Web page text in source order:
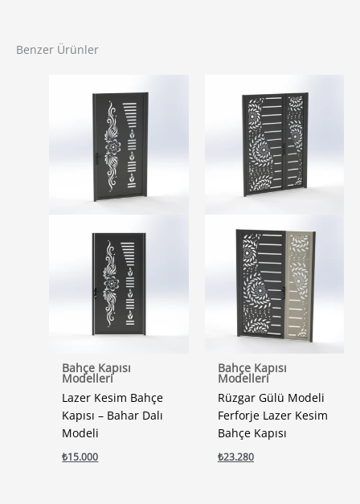
Benzer Ürünler
Bahçe Kapısı
Modelleri
Lazer Kesim Bahçe
Kapısı – Bahar Dalı
Modeli
₺15.000
Bahçe Kapısı
Modelleri
Rüzgar Gülü Modeli
Ferforje Lazer Kesim
Bahçe Kapısı
₺23.280